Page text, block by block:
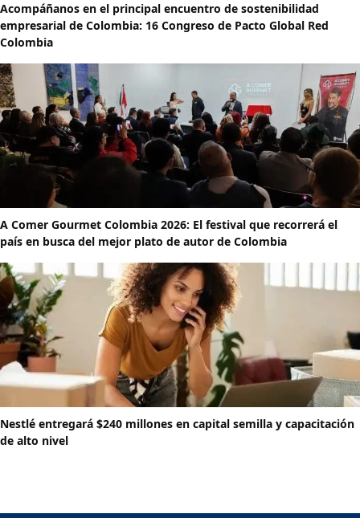
Acompáñanos en el principal encuentro de sostenibilidad
empresarial de Colombia: 16 Congreso de Pacto Global Red
Colombia
A Comer Gourmet Colombia 2026: El festival que recorrerá el
país en busca del mejor plato de autor de Colombia
Nestlé entregará $240 millones en capital semilla y capacitación
de alto nivel